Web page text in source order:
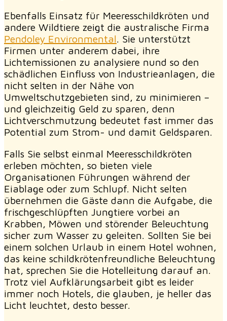
Ebenfalls Einsatz für Meeresschildkröten und
andere Wildtiere zeigt die australische Firma
Pendoley Environmental. Sie unterstützt
Firmen unter anderem dabei, ihre
Lichtemissionen zu analysiere nund so den
schädlichen Einfluss von Industrieanlagen, die
nicht selten in der Nähe von
Umweltschutzgebieten sind, zu minimieren –
und gleichzeitig Geld zu sparen, denn
Lichtverschmutzung bedeutet fast immer das
Potential zum Strom- und damit Geldsparen.
Falls Sie selbst einmal Meeresschildkröten
erleben möchten, so bieten viele
Organisationen Führungen während der
Eiablage oder zum Schlupf. Nicht selten
übernehmen die Gäste dann die Aufgabe, die
frischgeschlüpften Jungtiere vorbei an
Krabben, Möwen und störender Beleuchtung
sicher zum Wasser zu geleiten. Sollten Sie bei
einem solchen Urlaub in einem Hotel wohnen,
das keine schildkrötenfreundliche Beleuchtung
hat, sprechen Sie die Hotelleitung darauf an.
Trotz viel Aufklärungsarbeit gibt es leider
immer noch Hotels, die glauben, je heller das
Licht leuchtet, desto besser.